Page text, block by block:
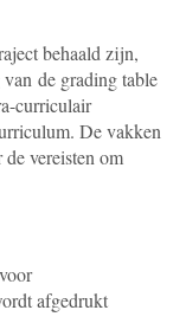
behaald zijn,
de grading table
curriculair
De vakken
vereisten om
afgedrukt